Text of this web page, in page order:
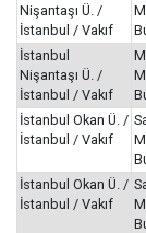
Nişantaşı Ü. /
İstanbul / Vakıf
İstanbul
Nişantaşı Ü. /
İstanbul / Vakıf
İstanbul Okan Ü. /
İstanbul / Vakıf
İstanbul Okan Ü. /
İstanbul / Vakıf